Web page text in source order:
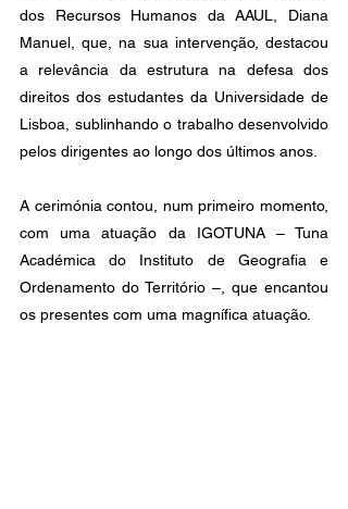
dos Recursos Humanos da AAUL, Diana
Manuel, que, na sua intervenção, destacou
a relevância da estrutura na defesa dos
direitos dos estudantes da Universidade de
Lisboa, sublinhando o trabalho desenvolvido
pelos dirigentes ao longo dos últimos anos.
A cerimónia contou, num primeiro momento,
com uma atuação da IGOTUNA – Tuna
Académica do Instituto de Geografia e
Ordenamento do Território –, que encantou
os presentes com uma magnífica atuação.